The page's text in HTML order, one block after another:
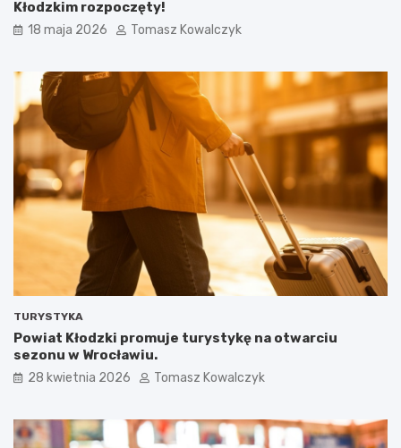
Kłodzkim rozpoczęty!
18 maja 2026 Tomasz Kowalczyk
TURYSTYKA
Powiat Kłodzki promuje turystykę na otwarciu
sezonu w Wrocławiu.
28 kwietnia 2026 Tomasz Kowalczyk